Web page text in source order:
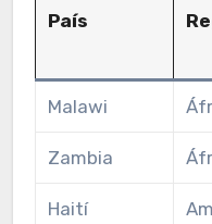
País
Malawi
Zambia
Haití